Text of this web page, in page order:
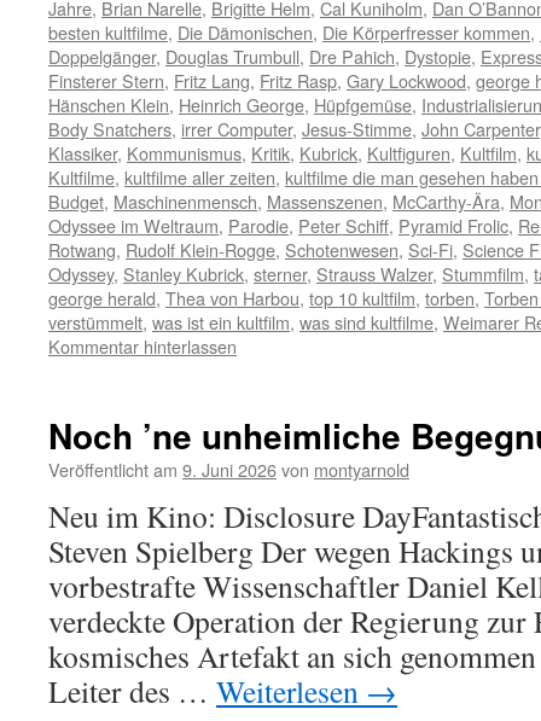
Jahre, Brian Narelle, Brigitte Helm, Cal Kuniholm, Dan
besten kultfilme, Die Dämonischen, Die Körperfresser kommen,
Doppelgänger, Douglas Trumbull, Dre Pahich, Dystopie,
Finsterer Stern, Fritz Lang, Fritz Rasp, Gary Lockwood, george
Hänschen Klein, Heinrich George, Hüpfgemüse,
Body Snatchers, irrer Computer, Jesus-Stimme, John Carpenter
Klassiker, Kommunismus, Kritik, Kubrick, Kultfiguren, Kultfilm,
Kultfilme, kultfilme aller zeiten, kultfilme die man gesehen
Budget, Maschinenmensch, Massenszenen, McCarthy-Ära,
Odyssee im Weltraum, Parodie, Peter Schiff, Pyramid Frolic,
Rotwang, Rudolf Klein-Rogge, Schotenwesen, Sci-Fi, Science
Odyssey, Stanley Kubrick, sterner, Strauss Walzer, Stummfilm,
george herald, Thea von Harbou, top 10 kultfilm, torben,
verstümmelt, was ist ein kultfilm, was sind kultfilme, Weimarer
Kommentar hinterlassen
Noch ’ne unheimliche
Veröffentlicht am 9. Juni 2026von montyarnold
Neu im Kino: Disclosure
Steven Spielberg Der wegen Hackings
vorbestrafte Wissenschaftler Daniel
verdeckte Operation der Regierung zur
kosmisches Artefakt an sich
Leiter des … Weiterlesen →